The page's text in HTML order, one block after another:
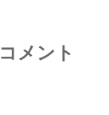
コメント